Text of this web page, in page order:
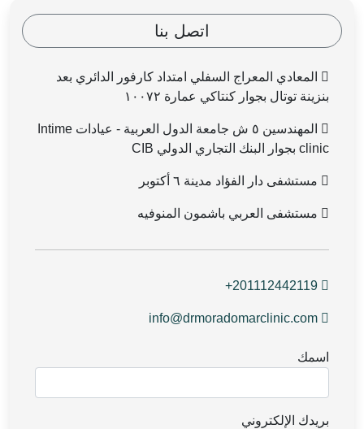
اتصل بنا
المعادي المعراج السفلي امتداد كارفور الدائري بعد
بنزينة توتال بجوار كنتاكي عمارة ١٠٠٧٢
المهندسين ٥ ش جامعة الدول العربية - عيادات Intime
clinic بجوار البنك التجاري الدولي CIB
مستشفى دار الفؤاد مدينة ٦ أكتوبر
مستشفى العربي باشمون المنوفيه
+201112442119
info@drmoradomarclinic.com
اسمك
بريدك الإلكتروني